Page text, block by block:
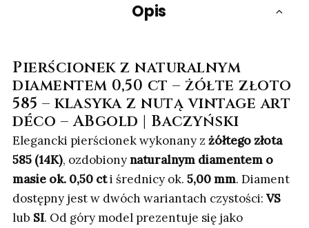
Opis
Pierścionek z naturalnym
diamentem 0,50 ct – żółte złoto
585 – klasyka z nutą vintage art
déco – ABgold | Baczyński
Elegancki pierścionek wykonany z żółtego złota
585 (14K), ozdobionynaturalnym diamentem o
masie ok. 0,50 cti średnicy ok. 5,00 mm. Diament
dostępny jest w dwóch wariantach czystości: VS
lub SI. Od góry model prezentuje się jako